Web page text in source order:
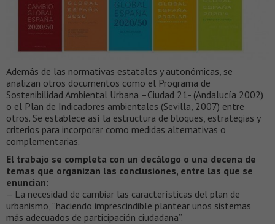
Además de las normativas estatales y autonómicas, se
analizan otros documentos como el Programa de
Sostenibilidad Ambiental Urbana –Ciudad 21- (Andalucía 2002)
o el Plan de Indicadores ambientales (Sevilla, 2007) entre
otros. Se establece así la estructura de bloques, estrategias y
criterios para incorporar como medidas alternativas o
complementarias.
El trabajo se completa con un decálogo o una decena de
temas que organizan las conclusiones, entre las que se
enuncian:
– La necesidad de cambiar las características del plan de
urbanismo, “haciendo imprescindible plantear unos sistemas
más adecuados de participación ciudadana”.